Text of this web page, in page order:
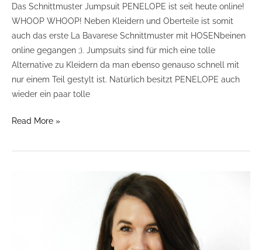
Das Schnittmuster Jumpsuit PENELOPE ist seit heute online!
WHOOP WHOOP! Neben Kleidern und Oberteile ist somit
auch das erste La Bavarese Schnittmuster mit HOSENbeinen
online gegangen ;). Jumpsuits sind für mich eine tolle
Alternative zu Kleidern da man ebenso genauso schnell mit
nur einem Teil gestylt ist. Natürlich besitzt PENELOPE auch
wieder ein paar tolle
Read More »